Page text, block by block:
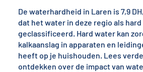
De waterhardheid in Laren is 7,9
dat het water in deze regio als
geclassificeerd. Hard water kan
kalkaanslag in apparaten en
heeft op je huishouden. Lees
ontdekken over de impact van